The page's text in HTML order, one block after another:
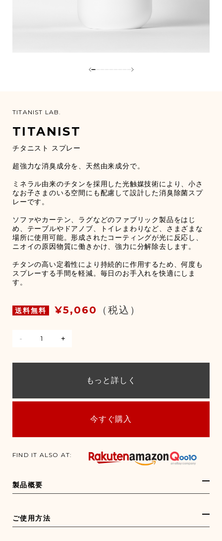
TITANIST LAB.
TITANIST
チタニスト スプレー
超強力な消臭成分を、天然由来成分で。
ミネラル由来のチタンを採用した光触媒技術により、小さ
なお子さまのいる空間にも配慮して設計した消臭除菌スプ
レーです。
ソファやカーテン、ラグなどのファブリック製品をはじ
め、テーブルやドアノブ、トイレまわりなど、さまざまな
場所に使用可能。形成されたコーティングが光に反応し、
ニオイの原因物質に働きかけ、強力に分解除去します。
チタンの高い定着性により持続的に作用するため、何度も
スプレーする手間を軽減。毎日のお手入れを快適にしま
す。
送料無料 ¥5,060 （税込）
- +
もっと詳しく
今すぐ購入
FIND IT ALSO AT:
製品概要
ご使用方法